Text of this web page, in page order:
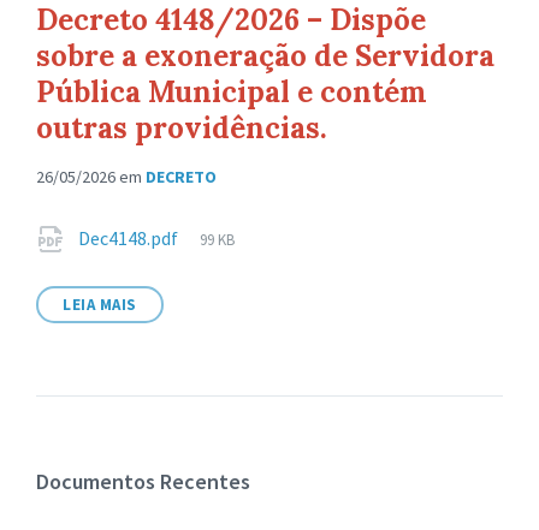
Decreto 4148/2026 – Dispõe
sobre a exoneração de Servidora
Pública Municipal e contém
outras providências.
26/05/2026em DECRETO
Anexos
Dec4148.pdf
Tamanho
99 KB
LEIA MAIS
Documentos Recentes